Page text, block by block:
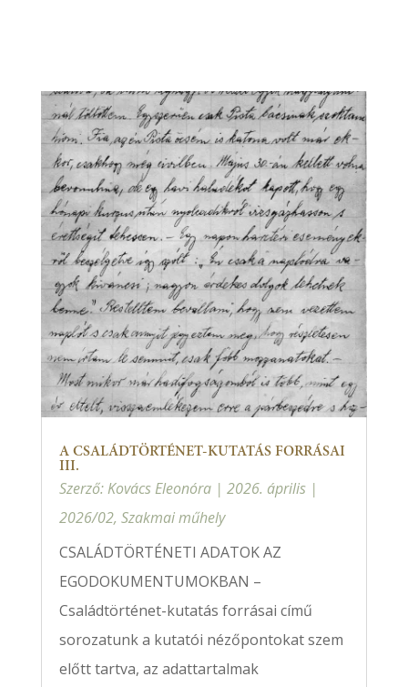
A CSALÁDTÖRTÉNET-KUTATÁS FORRÁSAI
III.
Szerző:Kovács Eleonóra| 2026. április|
2026/02, Szakmai műhely
CSALÁDTÖRTÉNETI ADATOK AZ
EGODOKUMENTUMOKBAN –
Családtörténet-kutatás forrásai című
sorozatunk a kutatói nézőpontokat szem
előtt tartva, az adattartalmak